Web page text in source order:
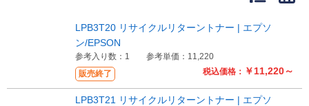
メーカーカタログ一覧
カタログ請求（無料）
販売価格(税抜き)で絞る
円から
円まで
販売終了 税込価格： ￥11,220～
LPB3T20 リサイクルリターントナー | エプソ
ン/EPSON
参考入り数：1 参考単価：11,220
LPB3T21 リサイクルリターントナー | エプソ